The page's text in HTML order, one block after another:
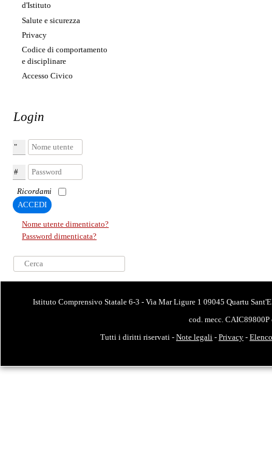
d'Istituto
Salute e sicurezza
Privacy
Codice di comportamento
e disciplinare
Accesso Civico
Login
Nome utente
Password
Ricordami
ACCEDI
Nome utente dimenticato?
Password dimenticata?
Cerca...
Istituto Comprensivo Statale 6-3 - Via Mar Ligure 1 09045 Quartu
cod. mecc.
Tutti i diritti riservati - Note legali - Privacy -